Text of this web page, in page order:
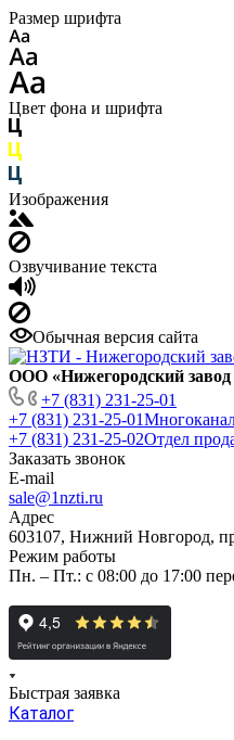
Размер шрифта
Цвет фона и шрифта
Изображения
Озвучивание текста
Обычная версия сайта
ООО «Нижегородский завод
+7 (831) 231-25-01
+7 (831) 231-25-01
+7 (831) 231-25-02Отдел
Заказать звонок
E-mail
sale@1nzti.ru
Адрес
603107, Нижний Новгород,
Режим работы
Пн. – Пт.: с 08:00 до 17:00
Быстрая заявка
Каталог